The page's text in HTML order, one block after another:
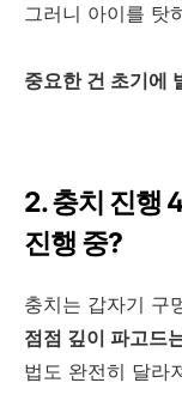
그러니 아이를 탓
중요한 건 초기에
2. 충치 진행
진행 중?
충치는 갑자기 구
점점 깊이 파고드
법도 완전히 달라